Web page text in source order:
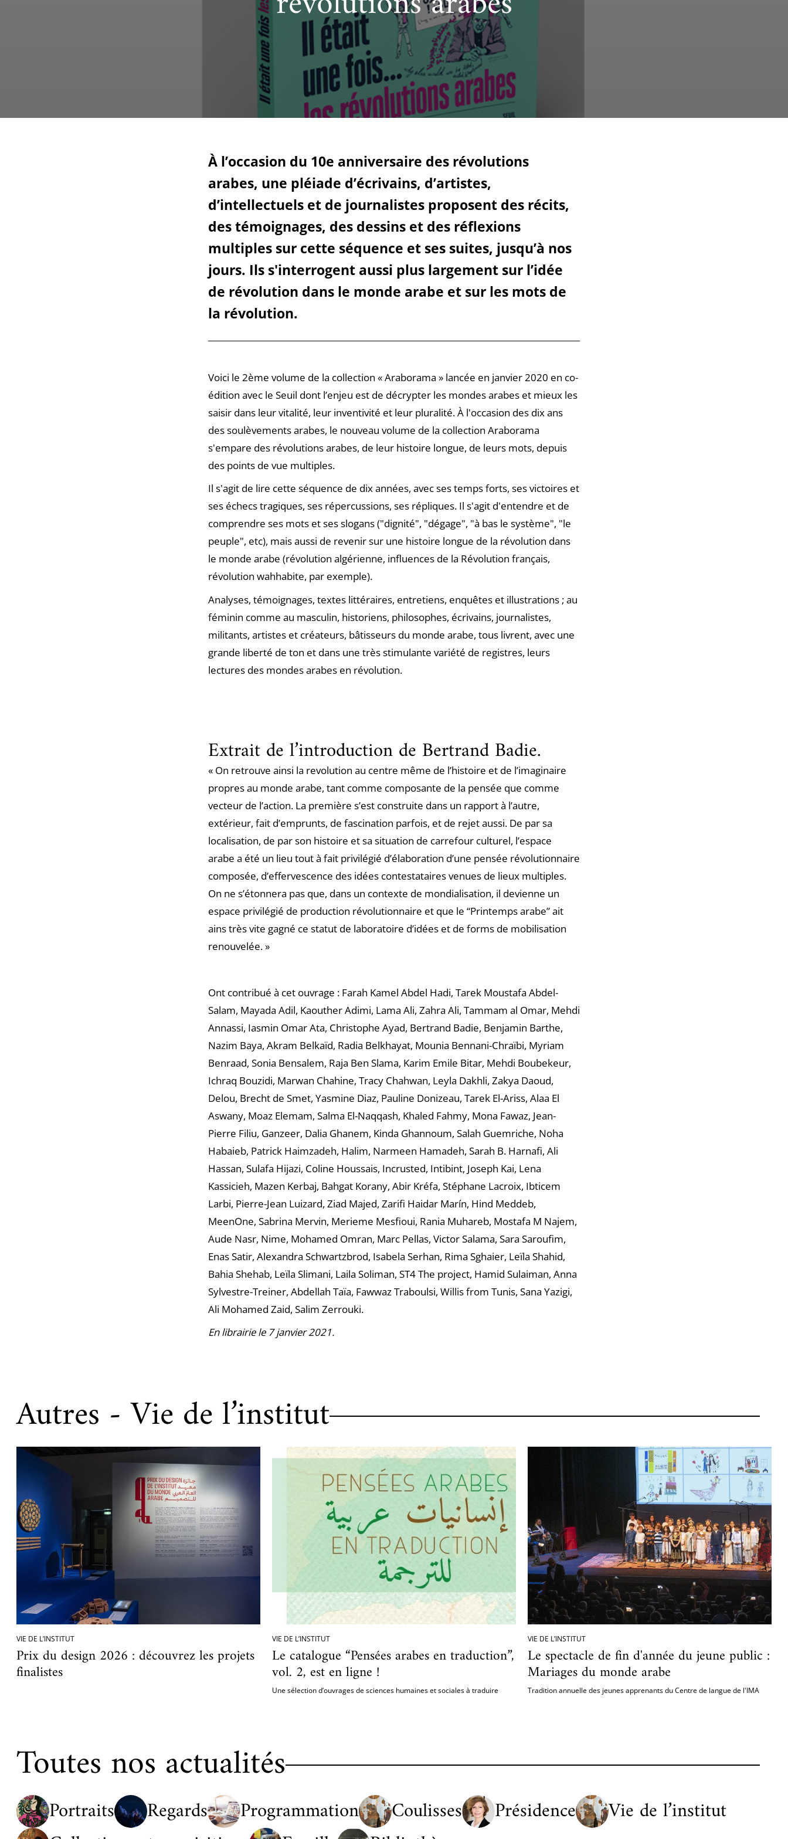
L’heure du conte
Centre de langue et de civilisation arabes
Accueillir une exposition pédagogique itinérante / Host
an educational travelling exhibition
À l’occasion du 10e anniversaire des révolutions
arabes, une pléiade d’écrivains, d’artistes,
d’intellectuels et de journalistes proposent des récits,
des témoignages, des dessins et des réflexions
multiples sur cette séquence et ses suites, jusqu’à nos
jours. Ils s'interrogent aussi plus largement sur l’idée
de révolution dans le monde arabe et sur les mots de
la révolution.
Voici le 2ème volume de la collection « Araborama » lancée en janvier 2020 en co-
édition avec le Seuil dont l’enjeu est de décrypter les mondes arabes et mieux les
saisir dans leur vitalité, leur inventivité et leur pluralité. À l'occasion des dix ans
des soulèvements arabes, le nouveau volume de la collection Araborama
s'empare des révolutions arabes, de leur histoire longue, de leurs mots, depuis
des points de vue multiples.
Il s'agit de lire cette séquence de dix années, avec ses temps forts, ses victoires et
ses échecs tragiques, ses répercussions, ses répliques. Il s'agit d'entendre et de
comprendre ses mots et ses slogans ("dignité", "dégage", "à bas le système", "le
peuple", etc), mais aussi de revenir sur une histoire longue de la révolution dans
le monde arabe (révolution algérienne, influences de la Révolution français,
révolution wahhabite, par exemple).
Analyses, témoignages, textes littéraires, entretiens, enquêtes et illustrations ; au
féminin comme au masculin, historiens, philosophes, écrivains, journalistes,
militants, artistes et créateurs, bâtisseurs du monde arabe, tous livrent, avec une
grande liberté de ton et dans une très stimulante variété de registres, leurs
lectures des mondes arabes en révolution.
Extrait de l’introduction de Bertrand Badie.
« On retrouve ainsi la revolution au centre même de l’histoire et de l’imaginaire
propres au monde arabe, tant comme composante de la pensée que comme
vecteur de l’action. La première s’est construite dans un rapport à l’autre,
extérieur, fait d’emprunts, de fascination parfois, et de rejet aussi. De par sa
localisation, de par son histoire et sa situation de carrefour culturel, l’espace
arabe a été un lieu tout à fait privilégié d’élaboration d’une pensée révolutionnaire
composée, d’effervescence des idées contestataires venues de lieux multiples.
On ne s’étonnera pas que, dans un contexte de mondialisation, il devienne un
espace privilégié de production révolutionnaire et que le “Printemps arabe” ait
ains très vite gagné ce statut de laboratoire d’idées et de forms de mobilisation
renouvelée. »
Ont contribué à cet ouvrage : Farah Kamel Abdel Hadi, Tarek Moustafa Abdel-
Salam, Mayada Adil, Kaouther Adimi, Lama Ali, Zahra Ali, Tammam al Omar, Mehdi
Annassi, Iasmin Omar Ata, Christophe Ayad, Bertrand Badie, Benjamin Barthe,
Nazim Baya, Akram Belkaïd, Radia Belkhayat, Mounia Bennani-Chraïbi, Myriam
Benraad, Sonia Bensalem, Raja Ben Slama, Karim Emile Bitar, Mehdi Boubekeur,
Ichraq Bouzidi, Marwan Chahine, Tracy Chahwan, Leyla Dakhli, Zakya Daoud,
Delou, Brecht de Smet, Yasmine Diaz, Pauline Donizeau, Tarek El-Ariss, Alaa El
Aswany, Moaz Elemam, Salma El-Naqqash, Khaled Fahmy, Mona Fawaz, Jean-
Pierre Filiu, Ganzeer, Dalia Ghanem, Kinda Ghannoum, Salah Guemriche, Noha
Habaieb, Patrick Haimzadeh, Halim, Narmeen Hamadeh, Sarah B. Harnafi, Ali
Hassan, Sulafa Hijazi, Coline Houssais, Incrusted, Intibint, Joseph Kai, Lena
Kassicieh, Mazen Kerbaj, Bahgat Korany, Abir Kréfa, Stéphane Lacroix, Ibticem
Larbi, Pierre-Jean Luizard, Ziad Majed, Zarifi Haidar Marín, Hind Meddeb,
MeenOne, Sabrina Mervin, Merieme Mesfioui, Rania Muhareb, Mostafa M Najem,
Aude Nasr, Nime, Mohamed Omran, Marc Pellas, Victor Salama, Sara Saroufim,
Enas Satir, Alexandra Schwartzbrod, Isabela Serhan, Rima Sghaier, Leïla Shahid,
Bahia Shehab, Leïla Slimani, Laila Soliman, ST4 The project, Hamid Sulaiman, Anna
Sylvestre-Treiner, Abdellah Taïa, Fawwaz Traboulsi, Willis from Tunis, Sana Yazigi,
Ali Mohamed Zaid, Salim Zerrouki.
En librairie le 7 janvier 2021.
Autres - Vie de l’institut
VIE DE L’INSTITUT
Prix du design 2026 : découvrez les projets
finalistes
VIE DE L’INSTITUT
Le catalogue “Pensées arabes en traduction”,
vol. 2, est en ligne !
Une sélection d’ouvrages de sciences humaines et sociales à traduire
VIE DE L’INSTITUT
Le spectacle de fin d'année du jeune public :
Mariages du monde arabe
Tradition annuelle des jeunes apprenants du Centre de langue de l'IMA
Toutes nos actualités
Portraits Regards Programmation Coulisses Présidence
Vie de l’institut